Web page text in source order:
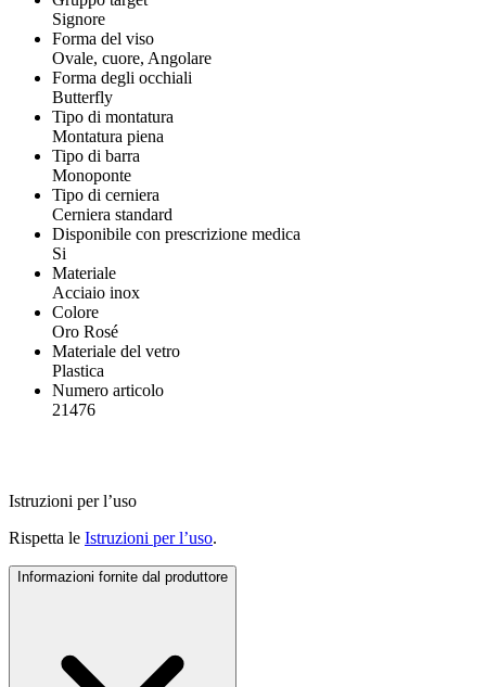
Signore
Forma del viso
Ovale, cuore, Angolare
Forma degli occhiali
Butterfly
Tipo di montatura
Montatura piena
Tipo di barra
Monoponte
Tipo di cerniera
Cerniera standard
Disponibile con prescrizione medica
Si
Materiale
Acciaio inox
Colore
Oro Rosé
Materiale del vetro
Plastica
Numero articolo
21476
Istruzioni per l’uso
Rispetta le Istruzioni per l’uso.
Informazioni fornite dal produttore